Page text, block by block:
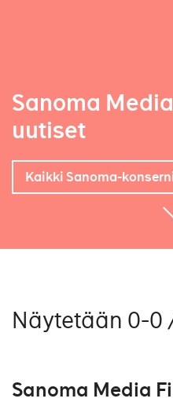
Sanoma
uutiset
Kaikki Sanoma-
Näytetään 0-0
Sanoma Media